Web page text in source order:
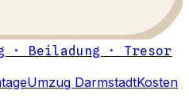
· Beiladung · Tresor
Umzug DarmstadtKosten